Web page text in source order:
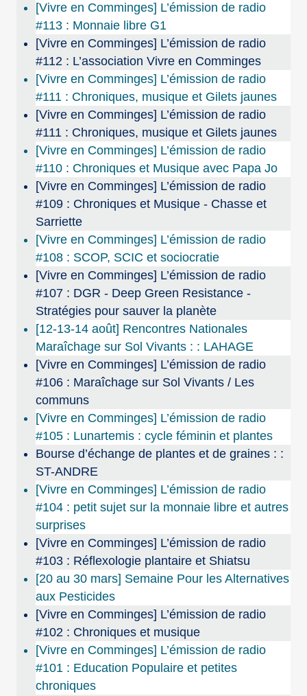
[Vivre en Comminges] L’émission de radio
#113 : Monnaie libre G1
[Vivre en Comminges] L’émission de radio
#112 : L’association Vivre en Comminges
[Vivre en Comminges] L’émission de radio
#111 : Chroniques, musique et Gilets jaunes
[Vivre en Comminges] L’émission de radio
#111 : Chroniques, musique et Gilets jaunes
[Vivre en Comminges] L’émission de radio
#110 : Chroniques et Musique avec Papa Jo
[Vivre en Comminges] L’émission de radio
#109 : Chroniques et Musique - Chasse et
Sarriette
[Vivre en Comminges] L’émission de radio
#108 : SCOP, SCIC et sociocratie
[Vivre en Comminges] L’émission de radio
#107 : DGR - Deep Green Resistance -
Stratégies pour sauver la planète
[12-13-14 août] Rencontres Nationales
Maraîchage sur Sol Vivants : : LAHAGE
[Vivre en Comminges] L’émission de radio
#106 : Maraîchage sur Sol Vivants / Les
communs
[Vivre en Comminges] L’émission de radio
#105 : Lunartemis : cycle féminin et plantes
Bourse d’échange de plantes et de graines : :
ST-ANDRE
[Vivre en Comminges] L’émission de radio
#104 : petit sujet sur la monnaie libre et autres
surprises
[Vivre en Comminges] L’émission de radio
#103 : Réflexologie plantaire et Shiatsu
[20 au 30 mars] Semaine Pour les Alternatives
aux Pesticides
[Vivre en Comminges] L’émission de radio
#102 : Chroniques et musique
[Vivre en Comminges] L’émission de radio
#101 : Education Populaire et petites
chroniques